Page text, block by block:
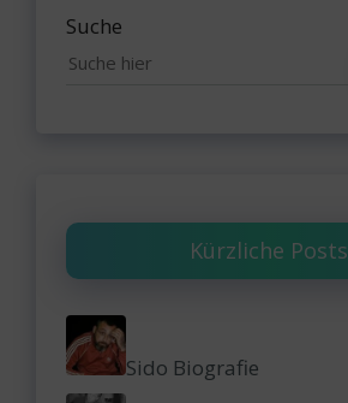
Suche
Kürzliche Posts
Sido Biografie